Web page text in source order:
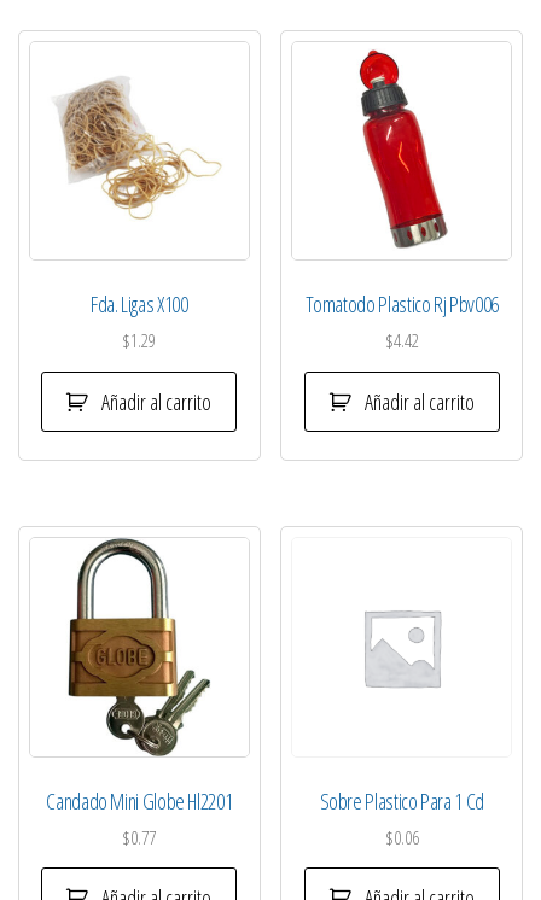
Fda. Ligas X100
$1.29
Añadir al carrito
Tomatodo Plastico Rj Pbv006
$4.42
Añadir al carrito
Candado Mini Globe Hl2201
$0.77
Sobre Plastico Para 1 Cd
$0.06